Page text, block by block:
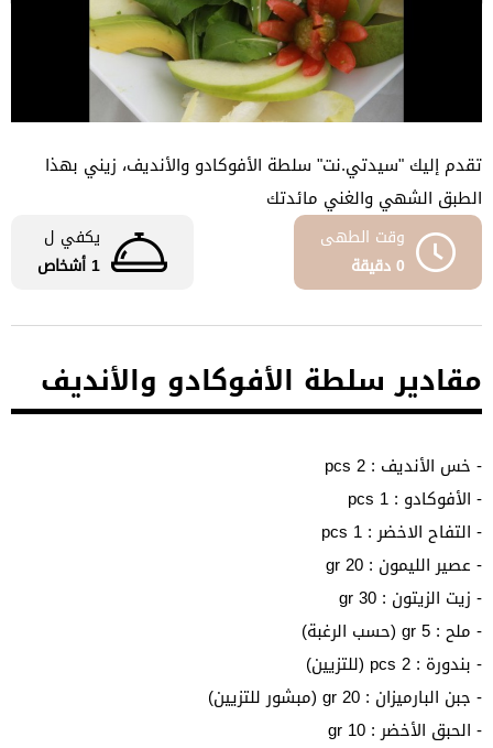
تقدم إليك "سيدتي.نت" سلطة الأفوكادو والأنديف، زيني بهذا
الطبق الشهي والغني مائدتك
وقت الطهى
0 دقيقة
يكفي ل
1 أشخاص
مقادير سلطة الأفوكادو والأنديف
- خس الأنديف : 2 pcs
- الأفوكادو : 1 pcs
- التفاح الاخضر : 1 pcs
- عصير الليمون : 20 gr
- زيت الزيتون : 30 gr
- ملح : 5 gr (حسب الرغبة)
- بندورة : 2 pcs (للتزيين)
- جبن البارميزان : 20 gr (مبشور للتزيين)
- الحبق الأخضر : 10 gr